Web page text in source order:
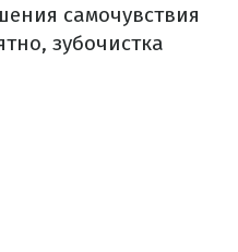
самочувствия
зубочистка